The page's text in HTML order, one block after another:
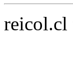
reicol.cl